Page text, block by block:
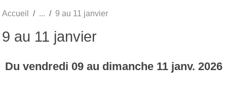
Accueil 9 au 11 janvier
9 au 11 janvier
Du vendredi 09au dimanche 11 janv. 2026